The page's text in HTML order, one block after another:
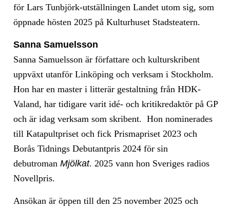
för Lars Tunbjörk-utställningen Landet utom sig, som
öppnade hösten 2025 på Kulturhuset Stadsteatern.
Sanna Samuelsson
Sanna Samuelsson är författare och kulturskribent
uppväxt utanför Linköping och verksam i Stockholm.
Hon har en master i litterär gestaltning från HDK-
Valand, har tidigare varit idé- och kritikredaktör på GP
och är idag verksam som skribent. Hon nominerades
till Katapultpriset och fick Prismapriset 2023 och
Borås Tidnings Debutantpris 2024 för sin
debutroman Mjölkat. 2025 vann hon Sveriges radios
Novellpris.
Ansökan är öppen till den 25 november 2025 och